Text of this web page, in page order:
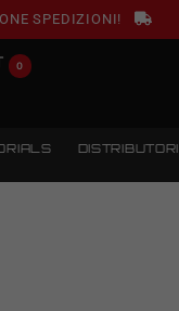
SPEDIZIONI!
0
DISTRIBUTORI